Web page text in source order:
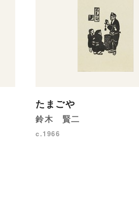
たまごや
鈴木 賢二
c.1966